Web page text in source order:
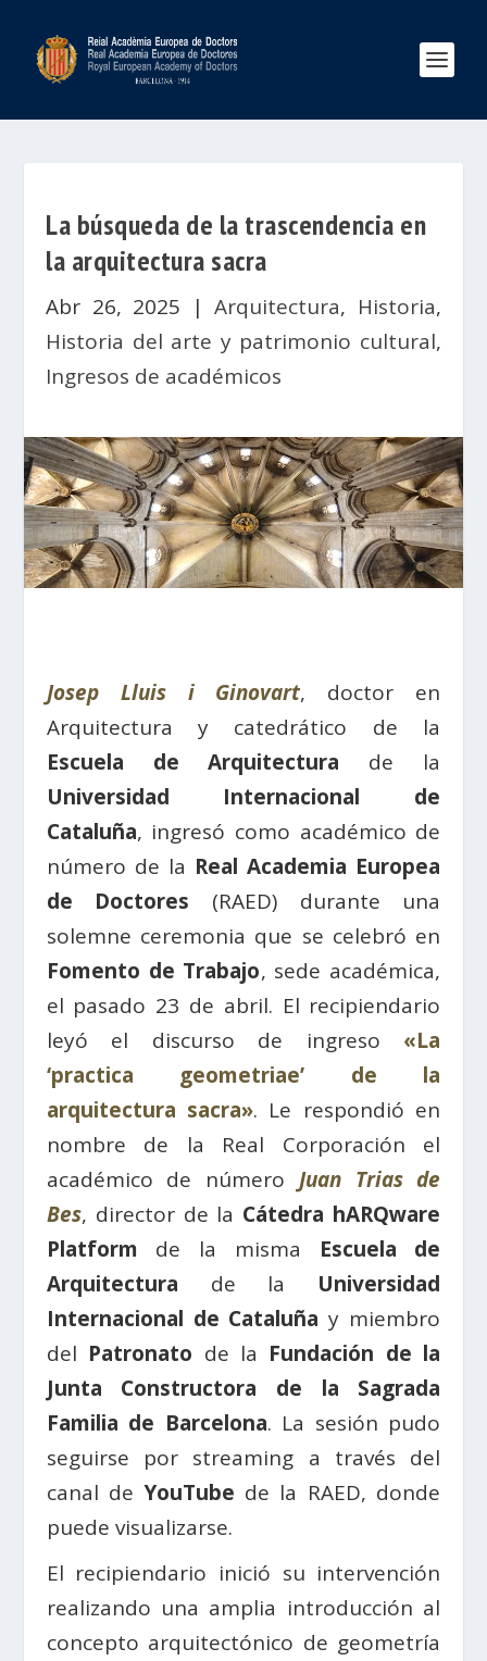
La búsqueda de la trascendencia en
la arquitectura sacra
Abr 26, 2025 |Arquitectura, Historia,
Historia del arte y patrimonio cultural,
Ingresos de académicos
Josep Lluis i Ginovart, doctor en
Arquitectura y catedrático de la
Escuela de Arquitectura de la
Universidad Internacional de
Cataluña, ingresó como académico de
número de la Real Academia Europea
de Doctores (RAED) durante una
solemne ceremonia que se celebró en
Fomento de Trabajo, sede académica,
el pasado 23 de abril. El recipiendario
leyó el discurso de ingreso «La
‘practica geometriae’ de la
arquitectura sacra». Le respondió en
nombre de la Real Corporación el
académico de número Juan Trias de
Bes, director de la Cátedra hARQware
Platform de la misma Escuela de
Arquitectura de la Universidad
Internacional de Cataluña y miembro
del Patronato de la Fundación de la
Junta Constructora de la Sagrada
Familia de Barcelona. La sesión pudo
seguirse por streaming a través del
canal deYouTube de la RAED, donde
puede visualizarse.
El recipiendario inició su intervención
realizando una amplia introducción al
concepto arquitectónico de geometría